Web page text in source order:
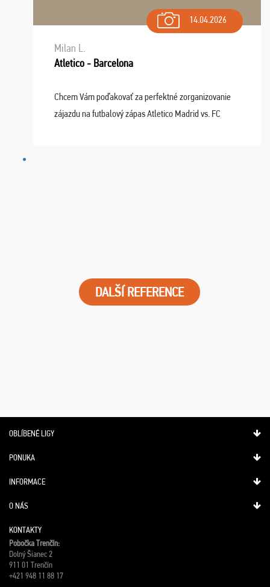
14.04.2026
Milan L.
Atletico - Barcelona
Chcem Vám poďakovať za perfektné zorganizovanie
zájazdu na futbalový zápas Atletico Madrid vs. FC
DALŠÍ REFERENCE
OBLÍBENÉ LIGY
PONUKA
INFORMACE
O NÁS
KONTAKTY
Pobočka Trenčín:
Dolný Šianec 2
911 01 Trenčín
+421 948 11 88 17